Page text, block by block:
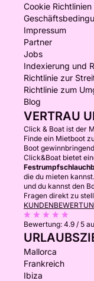
Cookie Richtlinien
Impressum
Partner
Jobs
Indexierung und
Richtlinie zur
Richtlinie zum
Blog
VERTRAU
Click & Boat ist der
Finde ein Mietboot
Boot
Click&Boat bietet
die du mieten
und du kannst den
Fragen direkt zu
Bewertung: 4.9 / 5
Mallorca
Frankreich
Ibiza